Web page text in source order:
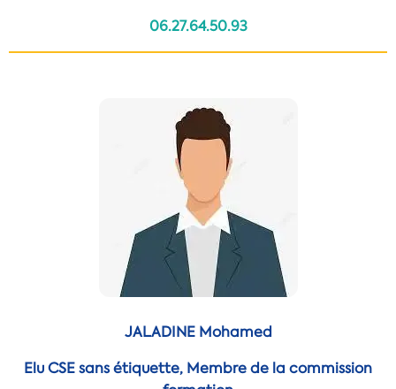
06.27.64.50.93
JALADINE Mohamed
Elu CSE sans étiquette, Membre de la commission